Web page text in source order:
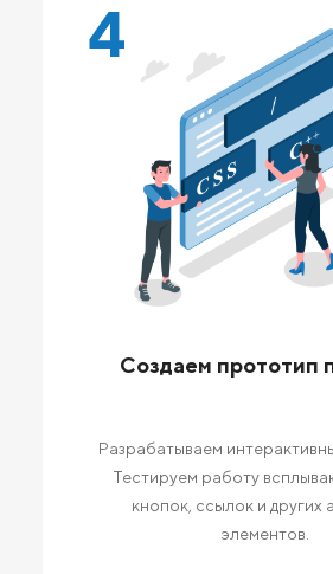
4
Создаем прототип
Разрабатываем
Тестируем работу
кнопок, ссылок и других
элементов.